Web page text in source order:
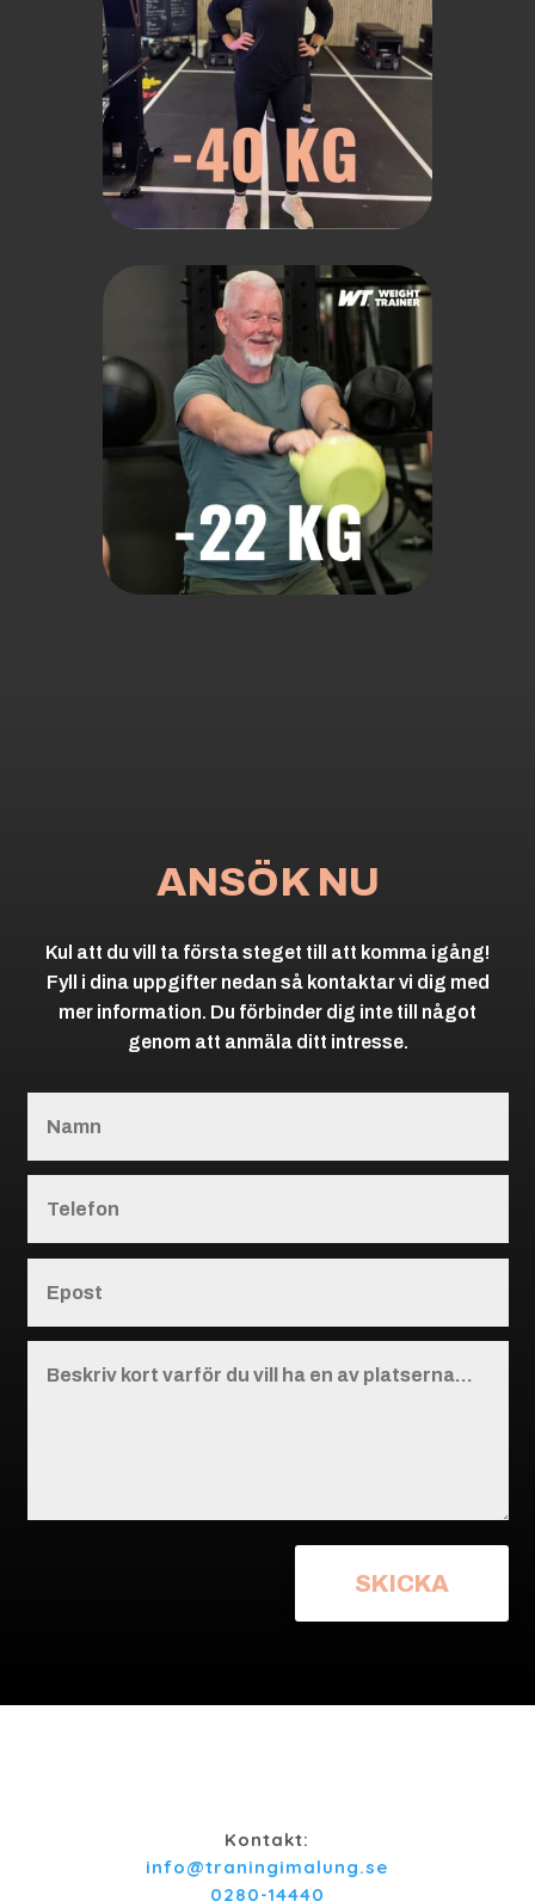
ANSÖK NU
Kul att du vill ta första steget till att komma igång!
Fyll i dina uppgifter nedan så kontaktar vi dig med
mer information. Du förbinder dig inte till något
genom att anmäla ditt intresse.
SKICKA
Kontakt:
info@traningimalung.se
0280-14440